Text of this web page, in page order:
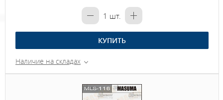
1 шт.
КУПИТЬ
Наличие на складах